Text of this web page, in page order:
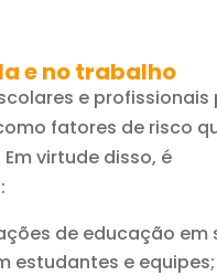
e no trabalho
e profissionais
fatores de risco
virtude disso, é
de educação em
estudantes e equipes;